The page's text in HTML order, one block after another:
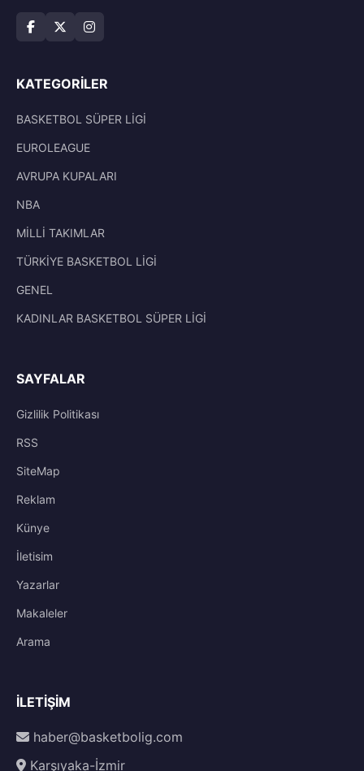
KATEGORILER
BASKETBOL SÜPER LİGİ
EUROLEAGUE
AVRUPA KUPALARI
NBA
MİLLİ TAKIMLAR
TÜRKİYE BASKETBOL LİGİ
GENEL
KADINLAR BASKETBOL SÜPER LİGİ
SAYFALAR
Gizlilik Politikası
RSS
SiteMap
Reklam
Künye
İletisim
Yazarlar
Makaleler
Arama
İLETIŞIM
haber@basketbolig.com
Karşıyaka-İzmir